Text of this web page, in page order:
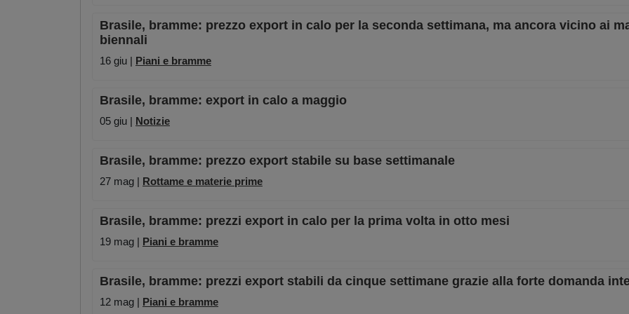
Brasile, bramme: prezzo export in calo per la seconda settimana, ma ancora vicino ai
biennali
16 giu | Piani e bramme
Brasile, bramme: export in calo a maggio
05 giu | Notizie
Brasile, bramme: prezzo export stabile su base settimanale
27 mag | Rottame e materie prime
Brasile, bramme: prezzi export in calo per la prima volta in otto mesi
19 mag | Piani e bramme
Brasile, bramme: prezzi export stabili da cinque settimane grazie alla forte domanda
12 mag | Piani e bramme